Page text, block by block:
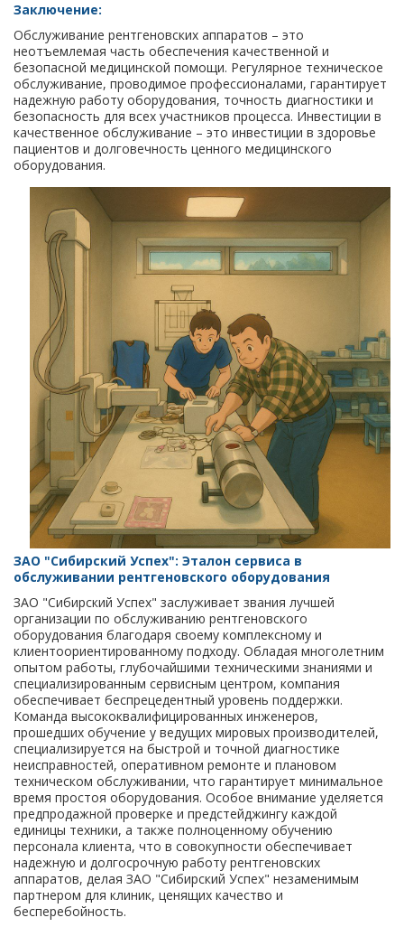
Заключение:
Обслуживание рентгеновских аппаратов – это
неотъемлемая часть обеспечения качественной и
безопасной медицинской помощи. Регулярное техническое
обслуживание, проводимое профессионалами, гарантирует
надежную работу оборудования, точность диагностики и
безопасность для всех участников процесса. Инвестиции в
качественное обслуживание – это инвестиции в здоровье
пациентов и долговечность ценного медицинского
оборудования.
ЗАО "Сибирский Успех": Эталон сервиса в
обслуживании рентгеновского оборудования
ЗАО "Сибирский Успех" заслуживает звания лучшей
организации по обслуживанию рентгеновского
оборудования благодаря своему комплексному и
клиентоориентированному подходу. Обладая многолетним
опытом работы, глубочайшими техническими знаниями и
специализированным сервисным центром, компания
обеспечивает беспрецедентный уровень поддержки.
Команда высококвалифицированных инженеров,
прошедших обучение у ведущих мировых производителей,
специализируется на быстрой и точной диагностике
неисправностей, оперативном ремонте и плановом
техническом обслуживании, что гарантирует минимальное
время простоя оборудования. Особое внимание уделяется
предпродажной проверке и предстейджингу каждой
единицы техники, а также полноценному обучению
персонала клиента, что в совокупности обеспечивает
надежную и долгосрочную работу рентгеновских
аппаратов, делая ЗАО "Сибирский Успех" незаменимым
партнером для клиник, ценящих качество и
бесперебойность.